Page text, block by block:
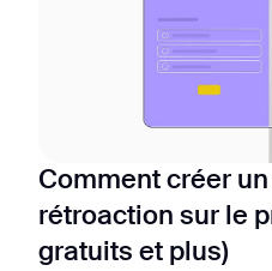
Comment créer
rétroaction sur le
gratuits et plus)